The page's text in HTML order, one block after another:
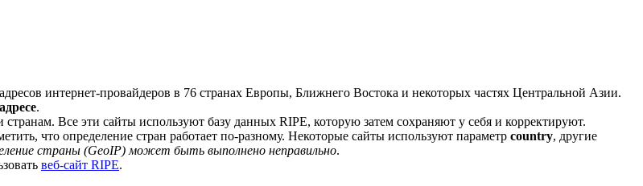
интернет-провайдеров в 76 странах Европы, Ближнего Востока и некоторых частях Центральной Азии.
.
Все эти сайты используют базу данных RIPE, которую затем сохраняют у себя и корректируют.
что определение стран работает по-разному. Некоторые сайты используют параметр country, другие
страны (GeoIP) может быть выполнено неправильно.
веб-сайт RIPE.